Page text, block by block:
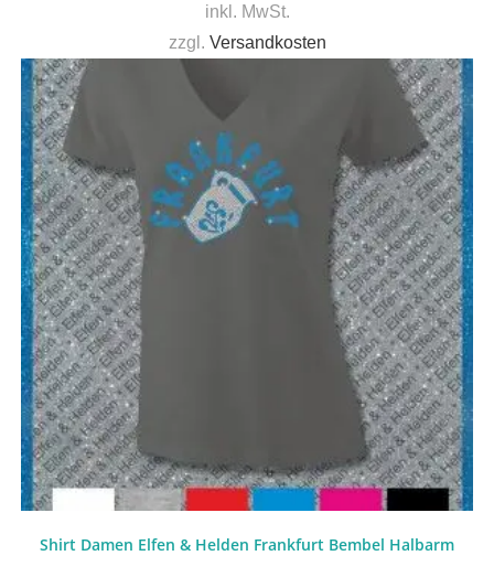
inkl. MwSt.
zzgl. Versandkosten
Shirt Damen Elfen & Helden Frankfurt Bembel Halbarm